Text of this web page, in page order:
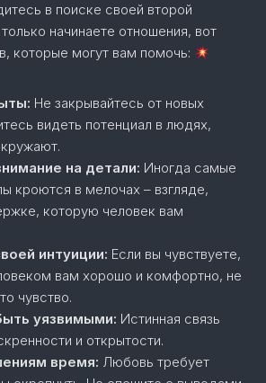
в поиске своей второй
начинаете отношения, вот
которые могут вам помочь:
Не закрывайтесь от новых
видеть потенциал в людях,
на детали: Иногда самые
кроются в мелочах – взгляде,
которую человек вам
интуиции: Если вы чувствуете,
вам хорошо и комфортно, не
чувство.
уязвимыми: Истинная связь
и открытости.
время: Любовь требует